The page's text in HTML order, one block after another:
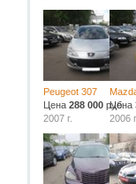
Peugeot 307
Цена 288 000 руб.
2007 г.
Цена
2006